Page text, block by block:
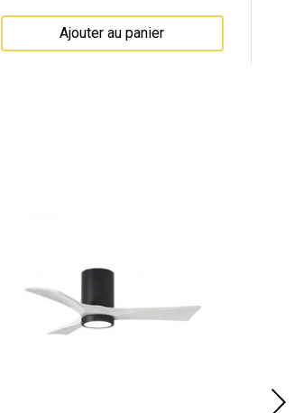
Ajouter au panier